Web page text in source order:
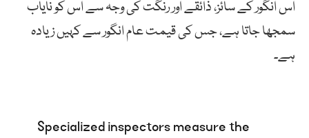
اس انگور کے سائز، ذائقے اور رنگت کی وجہ سے اس کو نایاب
سمجھا جاتا ہے، جس کی قیمت عام انگور سے کہیں زیادہ
ہے۔
Specialized inspectors measure the